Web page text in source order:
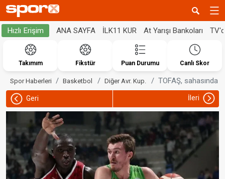
Hızlı Erişim ANA SAYFA İLK11 KUR At Yarışı Bankoları
Takımım Fikstür Puan Durumu Canlı Skor
Spor Haberleri Basketbol Diğer Avr. Kup. TOFAŞ, sahasında
Geri İleri